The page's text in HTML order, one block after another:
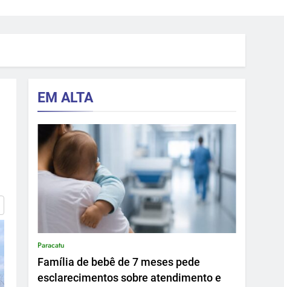
EM ALTA
Paracatu
Família de bebê de 7 meses pede
esclarecimentos sobre atendimento e